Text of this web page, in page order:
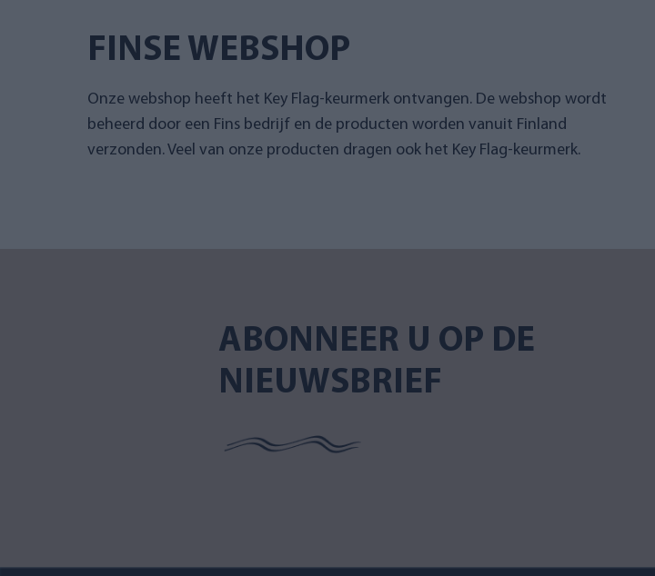
FINSE WEBSHOP
Onze webshop heeft het Key Flag-keurmerk ontvangen. De webshop wordt
beheerd door een Fins bedrijf en de producten worden vanuit Finland
verzonden. Veel van onze producten dragen ook het Key Flag-keurmerk.
ABONNEER U OP DE
NIEUWSBRIEF